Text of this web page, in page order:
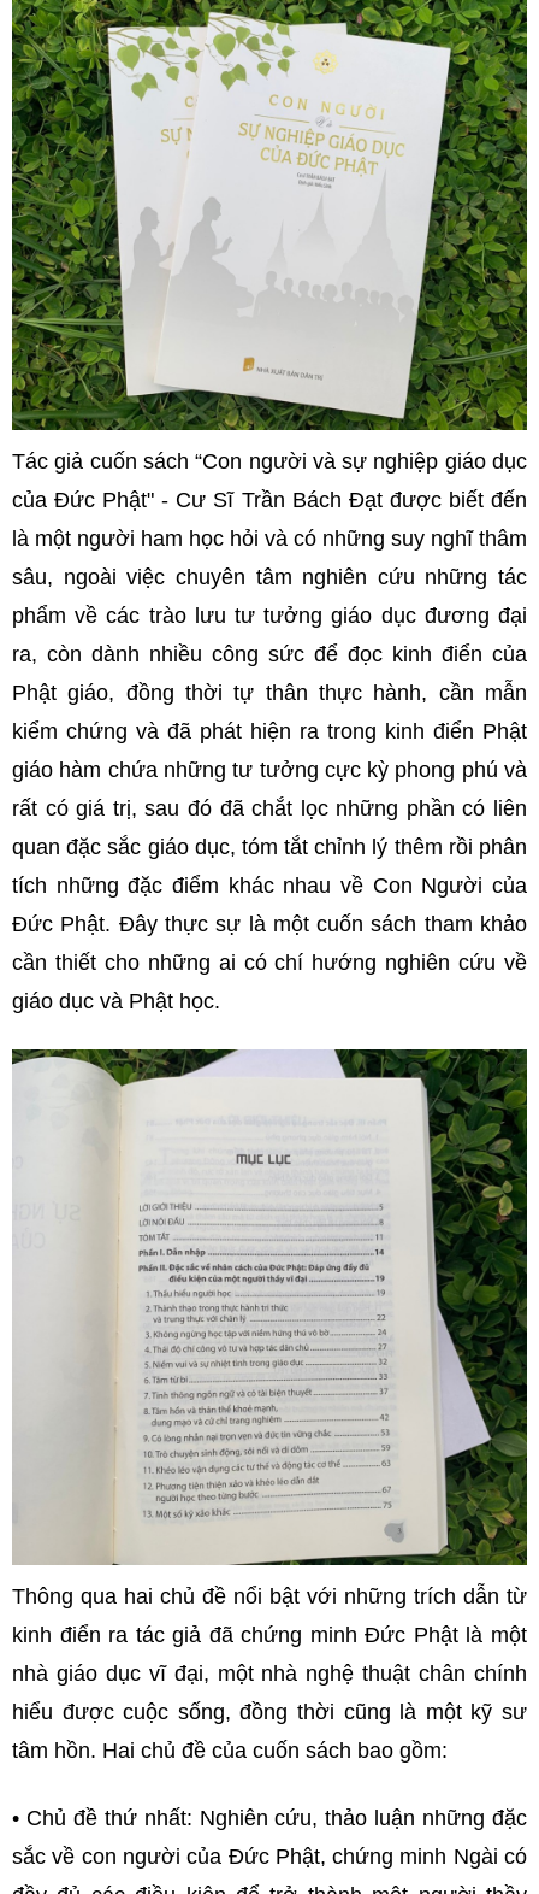
Tác giả cuốn sách “Con người và sự nghiệp giáo dục
của Đức Phật" - Cư Sĩ Trần Bách Đạt được biết đến
là một người ham học hỏi và có những suy nghĩ thâm
sâu, ngoài việc chuyên tâm nghiên cứu những tác
phẩm về các trào lưu tư tưởng giáo dục đương đại
ra, còn dành nhiều công sức để đọc kinh điển của
Phật giáo, đồng thời tự thân thực hành, cần mẫn
kiểm chứng và đã phát hiện ra trong kinh điển Phật
giáo hàm chứa những tư tưởng cực kỳ phong phú và
rất có giá trị, sau đó đã chắt lọc những phần có liên
quan đặc sắc giáo dục, tóm tắt chỉnh lý thêm rồi phân
tích những đặc điểm khác nhau về Con Người của
Đức Phật. Đây thực sự là một cuốn sách tham khảo
cần thiết cho những ai có chí hướng nghiên cứu về
giáo dục và Phật học.
Thông qua hai chủ đề nổi bật với những trích dẫn từ
kinh điển ra tác giả đã chứng minh Đức Phật là một
nhà giáo dục vĩ đại, một nhà nghệ thuật chân chính
hiểu được cuộc sống, đồng thời cũng là một kỹ sư
tâm hồn. Hai chủ đề của cuốn sách bao gồm:
• Chủ đề thứ nhất: Nghiên cứu, thảo luận những đặc
sắc về con người của Đức Phật, chứng minh Ngài có